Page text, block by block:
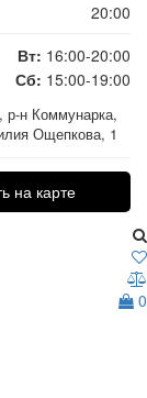
20:00
Вт: 16:00-20:00
Сб: 15:00-19:00
н Коммунарка,
Ощепкова, 1
на карте
0